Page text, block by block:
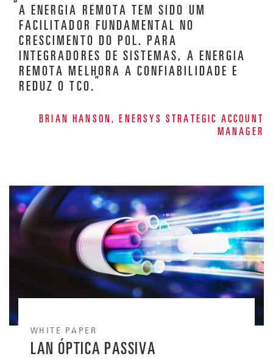
A ENERGIA REMOTA TEM SIDO UM
FACILITADOR FUNDAMENTAL NO
CRESCIMENTO DO POL. PARA
INTEGRADORES DE SISTEMAS, A ENERGIA
REMOTA MELHORA A CONFIABILIDADE E
REDUZ O TCO.
BRIAN HANSON, ENERSYS STRATEGIC ACCOUNT
MANAGER
WHITE PAPER
LAN ÓPTICA PASSIVA